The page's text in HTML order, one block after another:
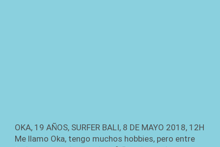
OKA, 19 AÑOS, SURFER BALI, 8 DE MAYO 2018, 12H
Me llamo Oka, tengo muchos hobbies, pero entre